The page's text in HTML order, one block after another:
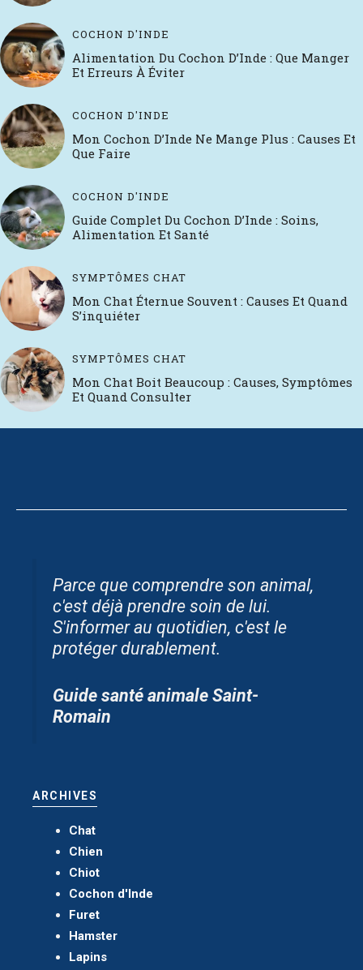
COCHON D'INDE
Alimentation Du Cochon D’Inde : Que Manger
Et Erreurs À Éviter
COCHON D'INDE
Mon Cochon D’Inde Ne Mange Plus : Causes Et
Que Faire
COCHON D'INDE
Guide Complet Du Cochon D’Inde : Soins,
Alimentation Et Santé
SYMPTÔMES CHAT
Mon Chat Éternue Souvent : Causes Et Quand
S’inquiéter
SYMPTÔMES CHAT
Mon Chat Boit Beaucoup : Causes, Symptômes
Et Quand Consulter
Parce que comprendre son animal,
c'est déjà prendre soin de lui.
S'informer au quotidien, c'est le
protéger durablement.
Guide santé animale Saint-
Romain
ARCHIVES
Chat
Chien
Chiot
Cochon d'Inde
Furet
Hamster
Lapins